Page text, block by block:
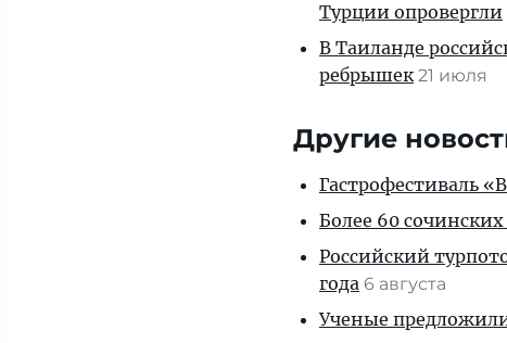
Турции опровергли
В Таиланде
ребрышек 21 июля
Другие
Гастрофестиваль
Более 60
Российский
года 6 августа
Ученые